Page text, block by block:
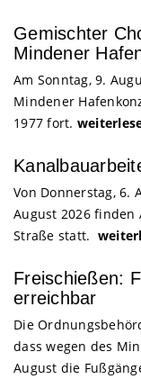
Gemischter
Mindener
Am Sonntag, 9.
Mindener
1977 fort.
Von Donnerstag, 6.
August 2026
Straße statt.
Freischießen:
erreichbar
Die
dass wegen des
August die